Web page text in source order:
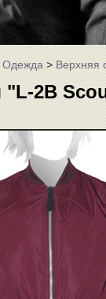
Одежда>Верхняя
"L-2B